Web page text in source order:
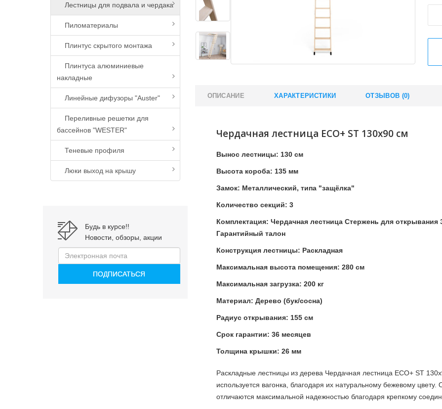
Лестницы для подвала и чердака
Пиломатериалы
Плинтус скрытого монтажа
Плинтуса алюминиевые
накладные
Линейные дифузоры "Auster"
Переливные решетки для
бассейнов "WESTER"
Теневые профиля
Люки выход на крышу
Будь в курсе!!
Новости, обзоры, акции
ОПИСАНИЕ ХАРАКТЕРИСТИКИ ОТЗЫВОВ (0)
Чердачная лестница ECO+ ST 130x90 см
Вынос лестницы: 130 см
Высота короба: 135 мм
Замок: Металлический, типа "защёлка"
Количество секций: 3
Комплектация: Чердачная лестница Стержень для
Гарантийный талон
Конструкция лестницы: Раскладная
Максимальная высота помещения: 280 см
Максимальная загрузка: 200 кг
Материал: Дерево (бук/сосна)
Радиус открывания: 155 см
Срок гарантии: 36 месяцев
Толщина крышки: 26 мм
Раскладные лестницы из дерева Чердачная лестница ECO+ ST
используется вагонка, благодаря их натуральному бежевому
отличаются максимальной надежностью благодаря крепкому